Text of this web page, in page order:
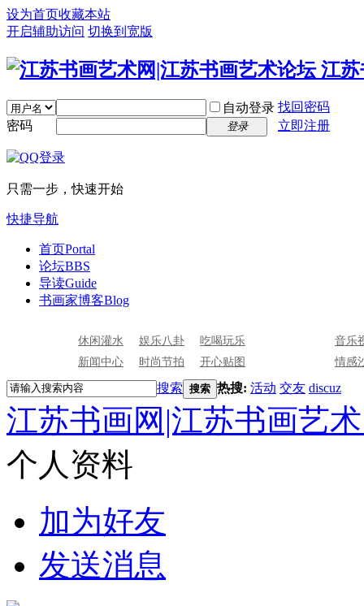
设为首页收藏本站
开启辅助访问 切换到宽版
自动登录 找回密码
密码
登录 立即注册
只需一步，快速开始
快捷导航
首页Portal
论坛BBS
导读Guide
书画家博客Blog
休闲灌水 娱乐八卦
吃喝玩乐
新闻中心
时尚节拍 开心贴图
音乐
情感
搜索 搜索 热搜: 活动 交友 discuz
江苏书画网|江苏书画艺
个人资料
加为好友
发送消息